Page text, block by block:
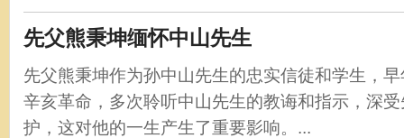
先父熊秉坤缅怀中山先生
先父熊秉坤作为孙中山先生的忠实信徒和学生，
辛亥革命，多次聆听中山先生的教诲和指示，深
护，这对他的一生产生了重要影响。...